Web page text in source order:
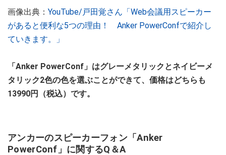
画像出典： YouTube/戸田覚さん「Web会議用スピーカー
があると便利な5つの理由！ Anker PowerConfで紹介し
ていきます。」
「Anker PowerConf」はグレーメタリックとネイビーメ
タリック2色の色を選ぶことができて、価格はどちらも
13990円（税込）です。
アンカーのスピーカーフォン「Anker
PowerConf」に関するQ＆A